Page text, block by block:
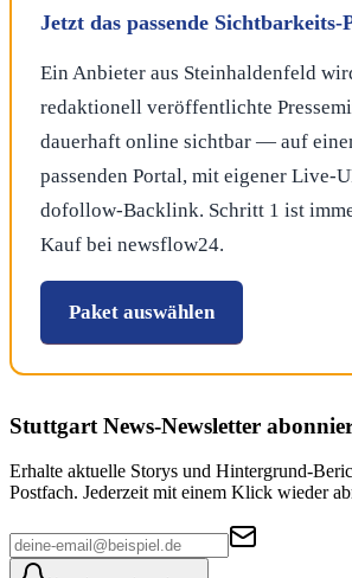
Jetzt das passende Sichtbarkeits-
Ein Anbieter aus Steinhaldenfeld
redaktionell veröffentlichte
dauerhaft online sichtbar — auf
passenden Portal, mit eigener Live-
dofollow-Backlink. Schritt 1 ist
Kauf bei newsflow24.
Paket auswählen
Stuttgart News-Newsletter
Erhalte aktuelle Storys und Hintergrund-
Postfach. Jederzeit mit einem Klick wieder